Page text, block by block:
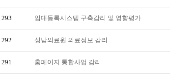
293 임대등록시스템 구축감리 및 영향평가
292 성남의료원 의료정보 감리
291 홈페이지 통합사업 감리